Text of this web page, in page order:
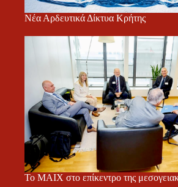
Νέα Αρδευτικά Δίκτυα Κρήτης
Το ΜΑΙΧ στο επίκεντρο της